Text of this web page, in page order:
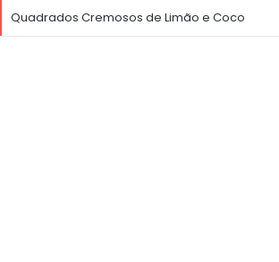
Quadrados Cremosos de Limão e Coco